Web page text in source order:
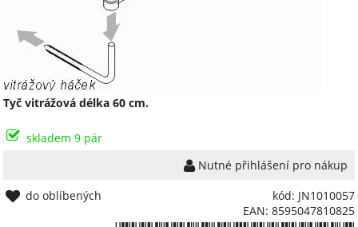
Tyč vitrážová délka 60 cm.
skladem 9 pár
Nutné přihlášení pro nákup
kód: JN1010057
EAN: 8595047810825
do oblíbených